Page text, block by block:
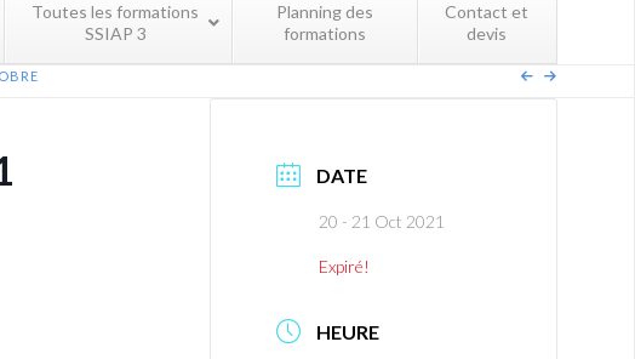
Toutes les formations
SSIAP 3
Planning des
formations
Contact et
devis
DATE
20 - 21 Oct 2021
Expiré!
HEURE